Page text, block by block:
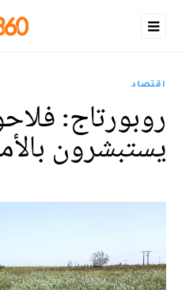
اقتصاد
روبورتاج:
يستبشرون